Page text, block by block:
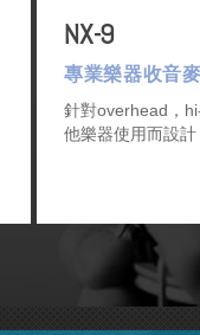
NX-9
專業樂器收音
針對overhead，
他樂器使用而設計